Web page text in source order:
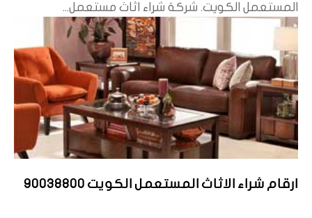
المستعمل الكويت. شركة شراء اثاث مستعمل...
ارقام شراء الاثاث المستعمل الكويت 90038800